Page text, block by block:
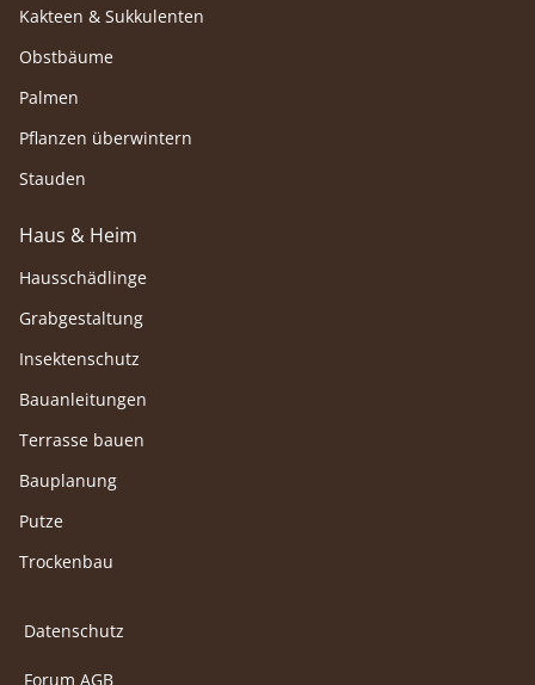
Kakteen & Sukkulenten
Obstbäume
Palmen
Pflanzen überwintern
Stauden
Haus & Heim
Hausschädlinge
Grabgestaltung
Insektenschutz
Bauanleitungen
Terrasse bauen
Bauplanung
Putze
Trockenbau
Datenschutz
Forum AGB